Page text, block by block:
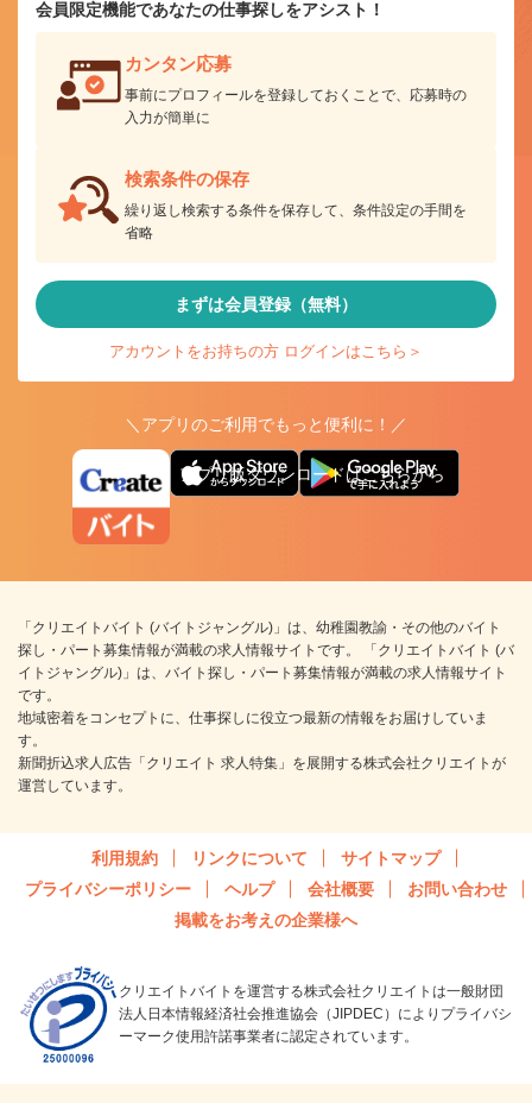
会員限定機能であなたの仕事探しをアシスト！
カンタン応募
事前にプロフィールを登録しておくことで、応募時の
入力が簡単に
検索条件の保存
繰り返し検索する条件を保存して、条件設定の手間を
省略
まずは会員登録（無料）
アカウントをお持ちの方 ログインはこちら＞
＼アプリのご利用でもっと便利に！／
アプリ版ダウンロードはこちらから
「クリエイトバイト (バイトジャングル)」は、幼稚園教諭・その他のバイト
探し・パート募集情報が満載の求人情報サイトです。 「クリエイトバイト (バ
イトジャングル)」は、バイト探し・パート募集情報が満載の求人情報サイト
です。
地域密着をコンセプトに、仕事探しに役立つ最新の情報をお届けしていま
す。
新聞折込求人広告「クリエイト 求人特集」を展開する株式会社クリエイトが
運営しています。
利用規約 リンクについて
サイトマップ
プライバシーポリシー
ヘルプ 会社概要
お問い合わせ
掲載をお考えの企業様へ
クリエイトバイトを運営する株式会社クリエイトは一般財団
法人日本情報経済社会推進協会（JIPDEC）によりプライバシ
ーマーク使用許諾事業者に認定されています。